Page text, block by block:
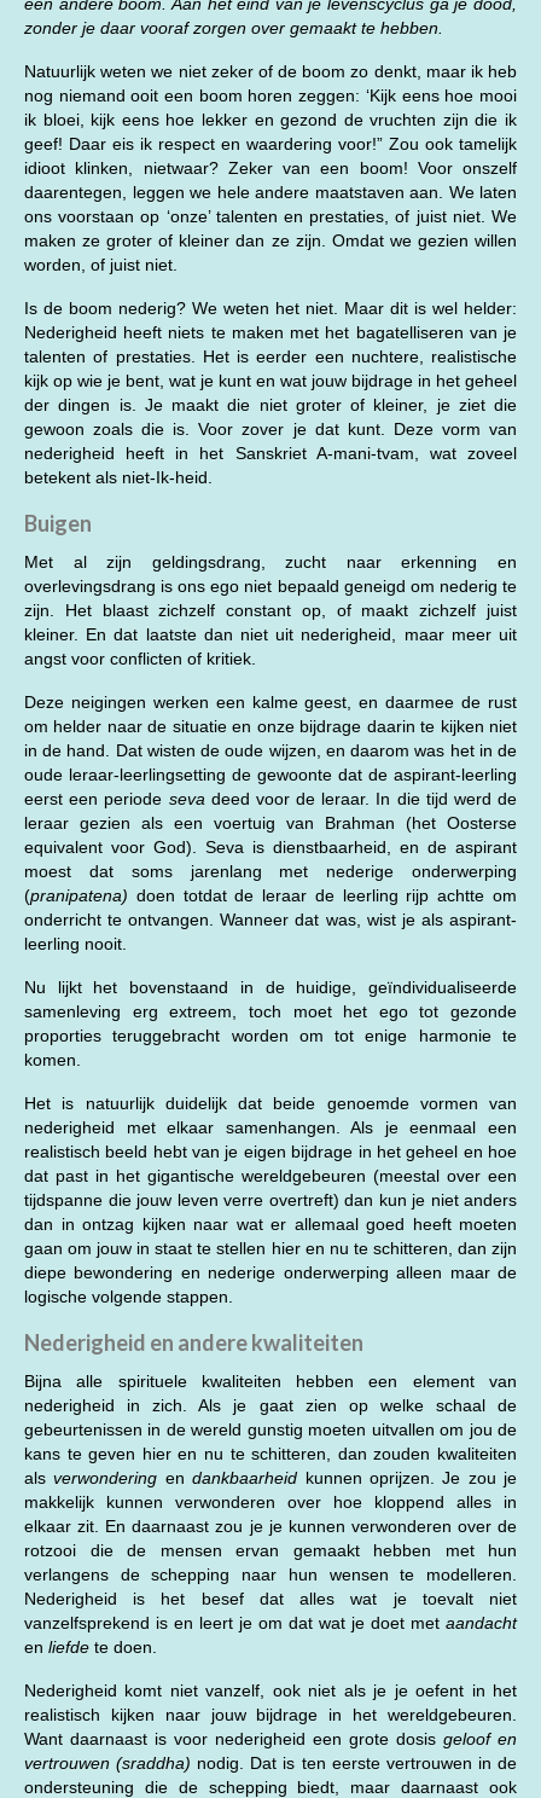
zonder je daar vooraf zorgen over gemaakt te hebben.
Natuurlijk weten we niet zeker of de boom zo denkt, maar ik heb
nog niemand ooit een boom horen zeggen: ‘Kijk eens hoe mooi
ik bloei, kijk eens hoe lekker en gezond de vruchten zijn die ik
geef! Daar eis ik respect en waardering voor!” Zou ook tamelijk
idioot klinken, nietwaar? Zeker van een boom! Voor onszelf
daarentegen, leggen we hele andere maatstaven aan. We laten
ons voorstaan op ‘onze’ talenten en prestaties, of juist niet. We
maken ze groter of kleiner dan ze zijn. Omdat we gezien willen
worden, of juist niet.
Is de boom nederig? We weten het niet. Maar dit is wel helder:
Nederigheid heeft niets te maken met het bagatelliseren van je
talenten of prestaties. Het is eerder een nuchtere, realistische
kijk op wie je bent, wat je kunt en wat jouw bijdrage in het geheel
der dingen is. Je maakt die niet groter of kleiner, je ziet die
gewoon zoals die is. Voor zover je dat kunt. Deze vorm van
nederigheid heeft in het Sanskriet A-mani-tvam, wat zoveel
betekent als niet-Ik-heid.
Buigen
Met al zijn geldingsdrang, zucht naar erkenning en
overlevingsdrang is ons ego niet bepaald geneigd om nederig te
zijn. Het blaast zichzelf constant op, of maakt zichzelf juist
kleiner. En dat laatste dan niet uit nederigheid, maar meer uit
angst voor conflicten of kritiek.
Deze neigingen werken een kalme geest, en daarmee de rust
om helder naar de situatie en onze bijdrage daarin te kijken niet
in de hand. Dat wisten de oude wijzen, en daarom was het in de
oude leraar-leerlingsetting de gewoonte dat de aspirant-leerling
eerst een periode seva deed voor de leraar. In die tijd werd de
leraar gezien als een voertuig van Brahman (het Oosterse
equivalent voor God). Seva is dienstbaarheid, en de aspirant
moest dat soms jarenlang met nederige onderwerping
(pranipatena) doen totdat de leraar de leerling rijp achtte om
onderricht te ontvangen. Wanneer dat was, wist je als aspirant-
leerling nooit.
Nu lijkt het bovenstaand in de huidige, geïndividualiseerde
samenleving erg extreem, toch moet het ego tot gezonde
proporties teruggebracht worden om tot enige harmonie te
komen.
Het is natuurlijk duidelijk dat beide genoemde vormen van
nederigheid met elkaar samenhangen. Als je eenmaal een
realistisch beeld hebt van je eigen bijdrage in het geheel en hoe
dat past in het gigantische wereldgebeuren (meestal over een
tijdspanne die jouw leven verre overtreft) dan kun je niet anders
dan in ontzag kijken naar wat er allemaal goed heeft moeten
gaan om jouw in staat te stellen hier en nu te schitteren, dan zijn
diepe bewondering en nederige onderwerping alleen maar de
logische volgende stappen.
Nederigheid en andere kwaliteiten
Bijna alle spirituele kwaliteiten hebben een element van
nederigheid in zich. Als je gaat zien op welke schaal de
gebeurtenissen in de wereld gunstig moeten uitvallen om jou de
kans te geven hier en nu te schitteren, dan zouden kwaliteiten
alsverwondering endankbaarheid kunnen oprijzen. Je zou je
makkelijk kunnen verwonderen over hoe kloppend alles in
elkaar zit. En daarnaast zou je je kunnen verwonderen over de
rotzooi die de mensen ervan gemaakt hebben met hun
verlangens de schepping naar hun wensen te modelleren.
Nederigheid is het besef dat alles wat je toevalt niet
vanzelfsprekend is en leert je om dat wat je doet met aandacht
en liefde te doen.
Nederigheid komt niet vanzelf, ook niet als je je oefent in het
realistisch kijken naar jouw bijdrage in het wereldgebeuren.
Want daarnaast is voor nederigheid een grote dosis geloof en
vertrouwen (sraddha) nodig. Dat is ten eerste vertrouwen in de
ondersteuning die de schepping biedt, maar daarnaast ook